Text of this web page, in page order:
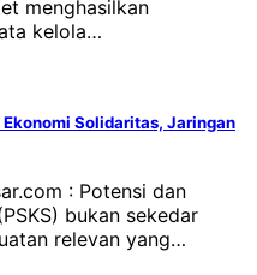
menghasilkan
kelola…
Ekonomi Solidaritas, Jaringan
: Potensi dan
bukan sekedar
relevan yang…